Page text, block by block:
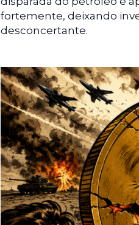
fortemente, deixando
desconcertante.